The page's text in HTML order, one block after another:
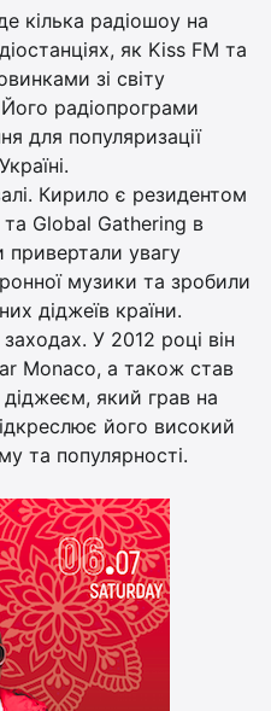
кілька радіошоу на
як Kiss FM та
зі світу
радіопрограми
для популяризації
Кирило є резидентом
Global Gathering в
привертали увагу
музики та зробили
діджеїв країни.
У 2012 році він
Monaco, а також став
який грав на
його високий
та популярності.